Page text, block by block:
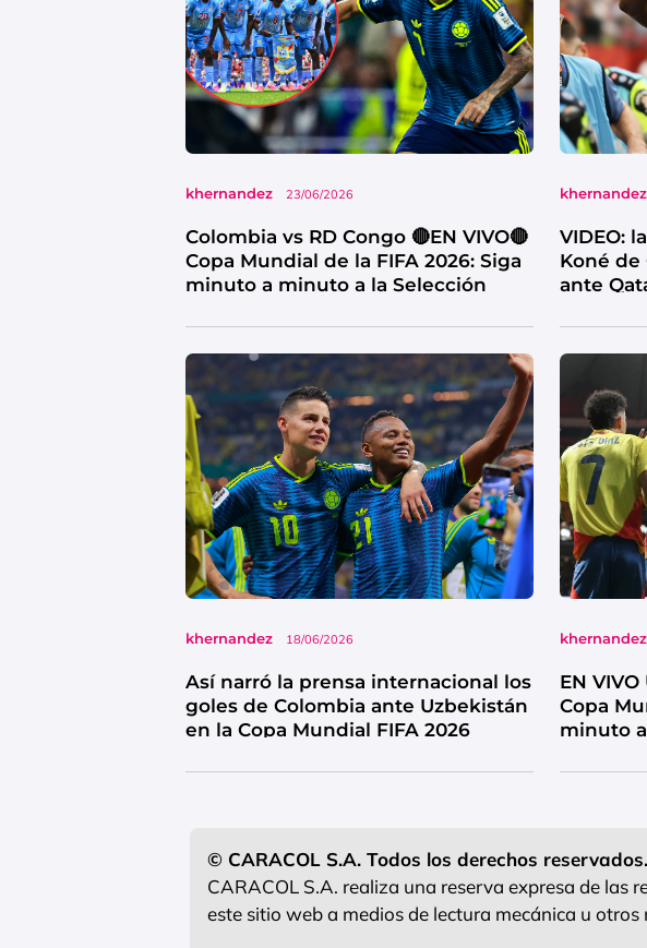
khernandez 23/06/2026
Colombia vs RD Congo 🔴EN VIVO🔴
Copa Mundial de la FIFA 2026: Siga
minuto a minuto a la Selección
khernandez
VIDEO:
Koné de
ante
khernandez 18/06/2026
Así narró la prensa internacional los
goles de Colombia ante Uzbekistán
en la Copa Mundial FIFA 2026
khernandez
EN
Copa
minuto
© CARACOL S.A. Todos los derechos reservados.
CARACOL S.A. realiza una reserva expresa de las
este sitio web a medios de lectura mecánica u